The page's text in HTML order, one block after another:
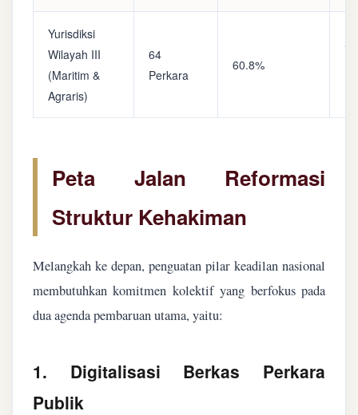
Yurisdiksi
Wilayah III
(Maritim &
Agraris)
64
Perkara
60.8%
Peta Jalan Reformasi
Struktur Kehakiman
Melangkah ke depan, penguatan pilar keadilan nasional
membutuhkan komitmen kolektif yang berfokus pada
dua agenda pembaruan utama, yaitu:
1. Digitalisasi Berkas Perkara
Publik